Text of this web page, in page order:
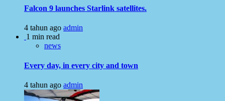
Falcon 9 launches Starlink satellites.
4 tahun ago admin
1 min read
news
Every day, in every city and town
4 tahun ago admin